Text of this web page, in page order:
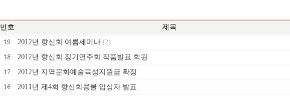
번호 제목
19 2012년 향신회 여름세미나 (2)
18 2012년 향신회 정기연주회 작품발표 회원
17 2012년 지역문화예술육성지원금 확정
16 2011년 제4회 향신회콩쿨 입상자 발표